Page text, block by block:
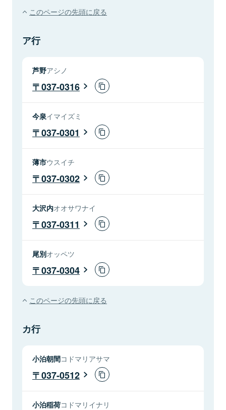
このページの先頭に戻る
ア行
芦野アシノ
037-0316
今泉イマイズミ
037-0301
薄市ウスイチ
037-0302
大沢内オオサワナイ
037-0311
尾別オッペツ
037-0304
このページの先頭に戻る
カ行
小泊朝間コドマリアサマ
037-0512
小泊稲荷コドマリイナリ